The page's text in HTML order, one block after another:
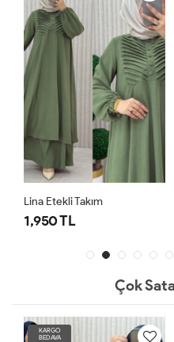
Lina Etekli Takım
1,950 TL
Çok
KARGO
BEDAVA